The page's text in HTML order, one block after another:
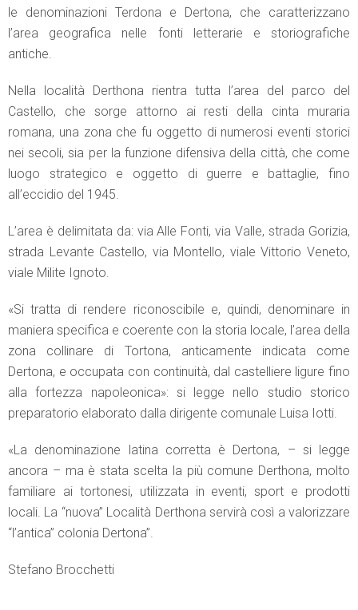
le denominazioni Terdona e Dertona, che caratterizzano
l’area geografica nelle fonti letterarie e storiografiche
antiche.
Nella località Derthona rientra tutta l’area del parco del
Castello, che sorge attorno ai resti della cinta muraria
romana, una zona che fu oggetto di numerosi eventi storici
nei secoli, sia per la funzione difensiva della città, che come
luogo strategico e oggetto di guerre e battaglie, fino
all’eccidio del 1945.
L’area è delimitata da: via Alle Fonti, via Valle, strada Gorizia,
strada Levante Castello, via Montello, viale Vittorio Veneto,
viale Milite Ignoto.
«Si tratta di rendere riconoscibile e, quindi, denominare in
maniera specifica e coerente con la storia locale, l’area della
zona collinare di Tortona, anticamente indicata come
Dertona, e occupata con continuità, dal castelliere ligure fino
alla fortezza napoleonica»: si legge nello studio storico
preparatorio elaborato dalla dirigente comunale Luisa Iotti.
«La denominazione latina corretta è Dertona, – si legge
ancora – ma è stata scelta la più comune Derthona, molto
familiare ai tortonesi, utilizzata in eventi, sport e prodotti
locali. La “nuova” Località Derthona servirà così a valorizzare
“l’antica” colonia Dertona”.
Stefano Brocchetti